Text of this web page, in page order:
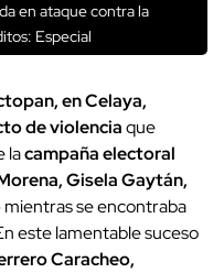
en ataque contra la
Especial
en Celaya,
de violenciaque
lacampaña electoral
Gisela Gaytán,
mientras se encontraba
este lamentable suceso
Caracheo,